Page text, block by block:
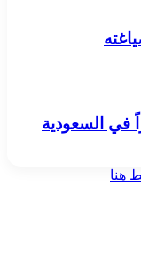
في السعودية
هنا